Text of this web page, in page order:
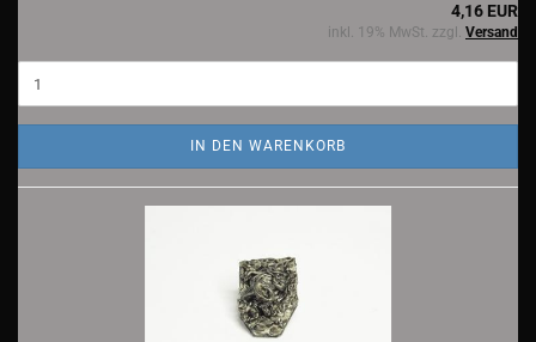
4,16 EUR
inkl. 19% MwSt. zzgl. Versand
IN DEN WARENKORB